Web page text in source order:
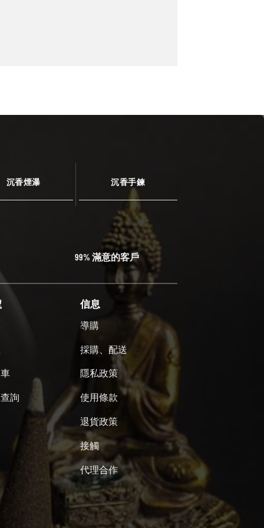
沉香煙瀑 沉香手鍊
99% 滿意的客戶
詢
信息
導購
採購、配送
隱私政策
使用條款
退貨政策
接觸
代理合作